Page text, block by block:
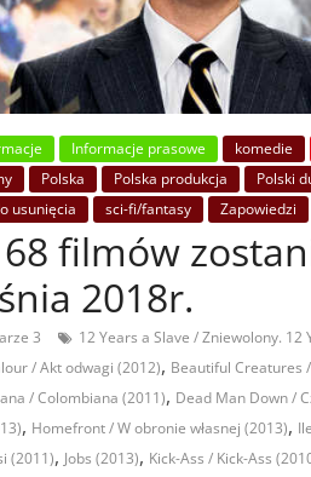
Informacje prasowe komedie
Polska Polska produkcja Polski
usunięcia sci-fi/fantasy Zapowiedzi
filmów
2018r.
3 12 Years a Slave / Zniewolony. 12
/ Akt odwagi (2012), Beautiful Creatures
/ Colombiana (2011), Dead Man Down /
, Homefront / W obronie własnej (2013),
(2011), Jobs (2013), Kick-Ass / Kick-Ass